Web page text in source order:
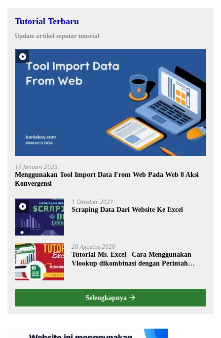
Tutorial Terbaru
Update artikel seputar tutorial
19 Januari 2023
Menggunakan Tool Import Data From Web Pada Web 8 Aksi
Konvergensi
1 Oktober 2021
Scraping Data Dari Website Ke Excel
26 Agustus 2020
Tutorial Ms. Excel | Cara Menggunakan
Vlookup dikombinasi dengan Perintah
Selengkapnya